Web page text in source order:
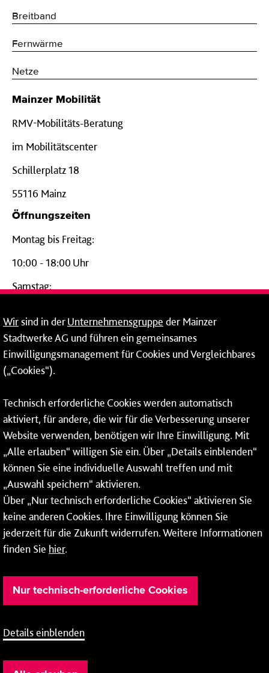
Breitband
Fernwärme
Netze
Mainzer Mobilität
RMV-Mobilitäts-Beratung
im Mobilitätscenter
Schillerplatz 18
55116 Mainz
Öffnungszeiten
Montag bis Freitag:
10:00 - 18:00 Uhr
Samstag:
24-Stunden-Telefon*
06131 – 12 77 77
Fax: 06131 – 12 66 66
* Montags bis freitags bis 7 und ab 18 Uhr sowie an
Wochenenden und Feiertagen ganztags werden Ihre
Anrufe je nach Themenauswahl an ein Callcenter des
RMV oder von nextbike weitergeleitet. Dort erhalten Sie
ausschließlich Auskünfte zum Fahrplan bzw. zu
meinRad.
Wirsind in derUnternehmensgruppe der Mainzer
Stadtwerke AG und führen ein gemeinsames
Einwilligungsmanagement für Cookies und Vergleichbares
(„Cookies“).
Technisch erforderliche Cookies werden automatisch
aktiviert, für andere, die wir für die Verbesserung unserer
Website verwenden, benötigen wir Ihre Einwilligung. Mit
„Alle erlauben“ willigen Sie ein. Über „Details einblenden“
können Sie eine individuelle Auswahl treffen und mit
„Auswahl speichern“ aktivieren.
Über „Nur technisch erforderliche Cookies“ aktivieren Sie
keine anderen Cookies. Ihre Einwilligung können Sie
jederzeit für die Zukunft widerrufen. Weitere Informationen
finden Sie hier.
Nur technisch-erforderliche Cookies
Details einblenden